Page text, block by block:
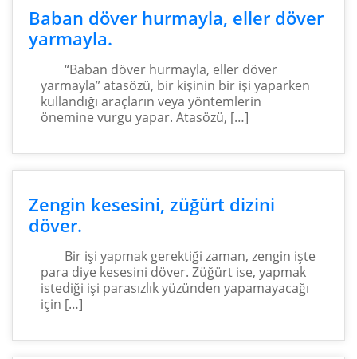
Baban döver hurmayla, eller döver
yarmayla.
“Baban döver hurmayla, eller döver
yarmayla” atasözü, bir kişinin bir işi yaparken
kullandığı araçların veya yöntemlerin
önemine vurgu yapar. Atasözü, […]
Zengin kesesini, züğürt dizini
döver.
Bir işi yapmak gerektiği zaman, zengin işte
para diye kesesini döver. Züğürt ise, yapmak
istediği işi parasızlık yüzünden yapamayacağı
için […]